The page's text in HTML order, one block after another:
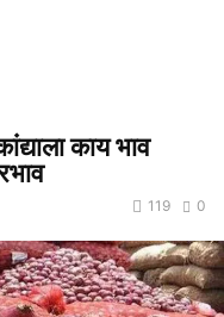
काय भाव
0
119